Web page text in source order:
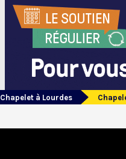
Chapelet à Lourdes